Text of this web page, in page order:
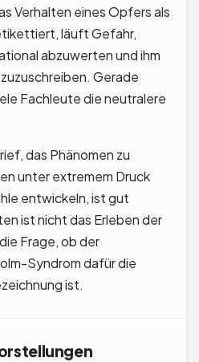
Verhalten eines Opfers als
läuft Gefahr,
abzuwerten und ihm
Gerade
Fachleute die neutralere
das Phänomen zu
unter extremem Druck
entwickeln, ist gut
ist nicht das Erleben der
Frage, ob der
Syndrom dafür die
ist.